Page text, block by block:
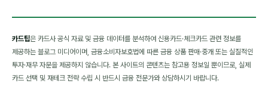
카드팁은 카드사 공식 자료 및 금융 데이터를 분석하여 신용카드·체크카드 관련 정보를
제공하는 블로그 미디어이며, 금융소비자보호법에 따른 금융 상품 판매·중개 또는 실질적인
투자·재무 자문을 제공하지 않습니다. 본 사이트의 콘텐츠는 참고용 정보일 뿐이므로, 실제
카드 선택 및 재테크 전략 수립 시 반드시 금융 전문가와 상담하시기 바랍니다.